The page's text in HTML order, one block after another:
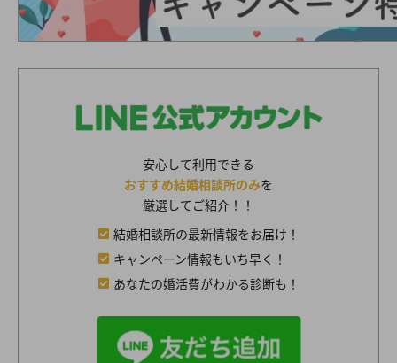
安心して利用できる
おすすめ結婚相談所のみを
厳選してご紹介！！
結婚相談所の最新情報をお届け！
キャンペーン情報もいち早く！
あなたの婚活費がわかる診断も！